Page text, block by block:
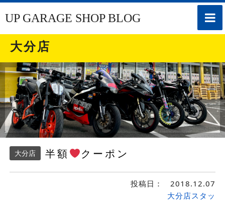
toggle
UP GARAGE SHOP BLOG
大分店
大分店 半額 クーポン
投稿日： 2018.12.07
大分店スタッ